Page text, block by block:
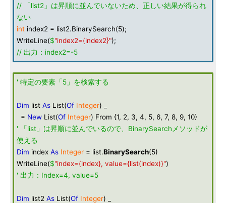
// 「list2」は昇順に並んでいないため、正しい結果が得られ
ない
int index2 = list2.BinarySearch(5);
WriteLine($"index2={index2}");
// 出力：index2=-5
' 特定の要素「5」を検索する
Dim list As List(Of Integer) _
= New List(Of Integer) From {1, 2, 3, 4, 5, 6, 7, 8, 9, 10}
' 「list」は昇順に並んでいるので、BinarySearchメソッドが
使える
Dim index As Integer = list.BinarySearch(5)
WriteLine($"index={index}, value={list(index)}")
' 出力：Index=4, value=5
Dim list2 As List(Of Integer) _